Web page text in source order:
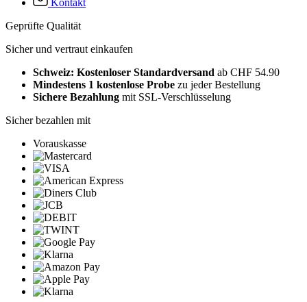
Kontakt
Geprüfte Qualität
Sicher und vertraut einkaufen
Schweiz: Kostenloser Standardversand ab CHF 54.90
Mindestens 1 kostenlose Probe zu jeder Bestellung
Sichere Bezahlung mit SSL-Verschlüsselung
Sicher bezahlen mit
Vorauskasse